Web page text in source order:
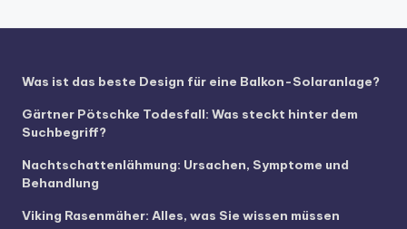
Was ist das beste Design für eine Balkon-Solaranlage?
Gärtner Pötschke Todesfall: Was steckt hinter dem
Suchbegriff?
Nachtschattenlähmung: Ursachen, Symptome und
Behandlung
Viking Rasenmäher: Alles, was Sie wissen müssen